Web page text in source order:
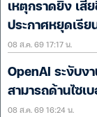
เหตุกราดยิง เสี
ประกาศหยุดเรีย
08 ส.ค. 69 17:17 น.
OpenAI ระงับง
สามารถด้านไซเ
08 ส.ค. 69 16:24 น.